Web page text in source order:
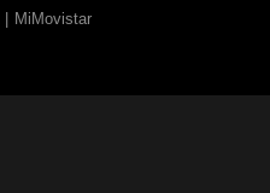
MiMovistar